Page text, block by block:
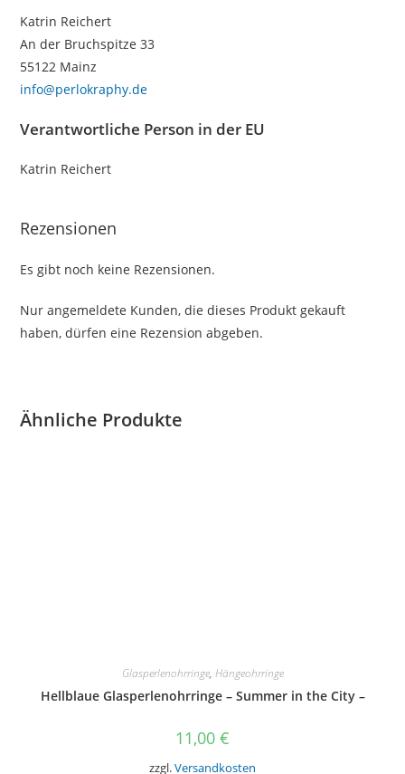
Katrin Reichert
An der Bruchspitze 33
55122 Mainz
info@perlokraphy.de
Verantwortliche Person in der EU
Katrin Reichert
Rezensionen
Es gibt noch keine Rezensionen.
Nur angemeldete Kunden, die dieses Produkt gekauft
haben, dürfen eine Rezension abgeben.
Ähnliche Produkte
Glasperlenohrringe, Hängeohrringe
Hellblaue Glasperlenohrringe – Summer in the City –
11,00 €
zzgl.Versandkosten